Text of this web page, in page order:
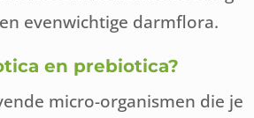
evenwichtige darmflora.
en prebiotica?
micro-organismen die je